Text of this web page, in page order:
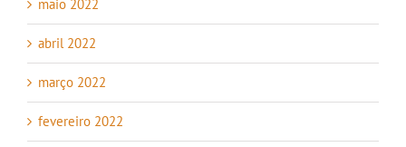
maio 2022
abril 2022
março 2022
fevereiro 2022